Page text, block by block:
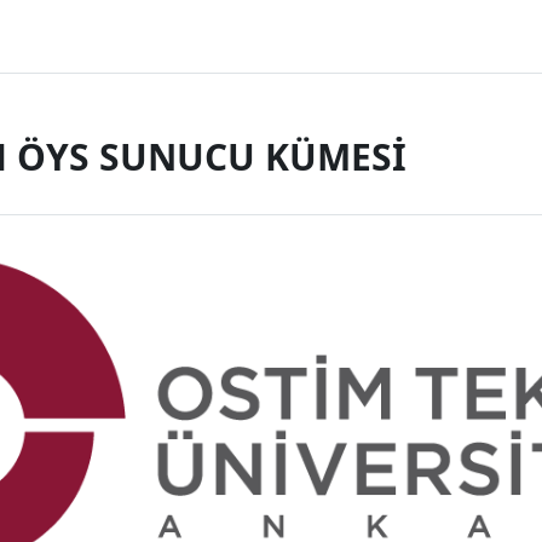
ÖYS SUNUCU KÜMESİ